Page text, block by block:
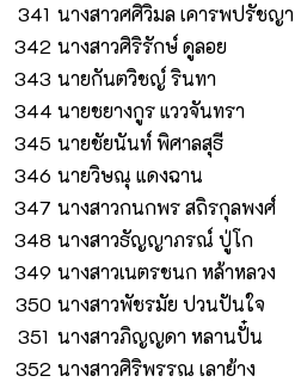
341 นางสาวศศิวิมล เคารพปรัชญา
342 นางสาวศิริรักษ์ ดูลอย
343 นายกันตวิชญ์ รินทา
344 นายชยางกูร แววจันทรา
345 นายชัยนันท์ พิศาลสุธี
346 นายวิษณุ แดงฉาน
347 นางสาวกนกพร สถิรกุลพงศ์
348 นางสาวธัญญาภรณ์ ปู่โก
349 นางสาวเนตรชนก หล้าหลวง
350 นางสาวพัชรมัย ปวนปันใจ
351 นางสาวภิญญดา หลานปั๋น
352 นางสาวศิริพรรณ เลาย้าง